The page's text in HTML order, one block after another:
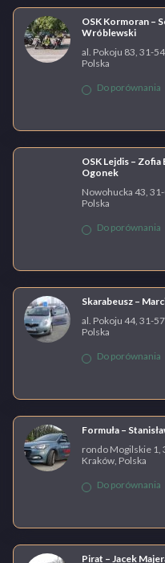
OSK Kormoran –
Wróblewski
al. Pokoju 83, 31-
Polska
Do porównania
OSK Lejdis – Zofia
Ogonek
Nowohucka 43,
Polska
Do porównania
Skarabeusz –
al. Pokoju 44, 31-
Polska
Do porównania
Formuła –
rondo Mogilskie 1,
Kraków, Polska
Do porównania
Pirat – Jacek